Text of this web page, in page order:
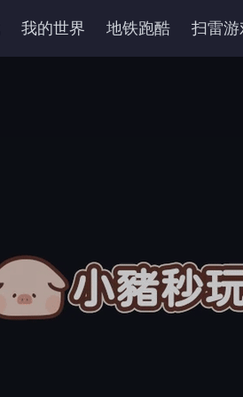
我的世界 地铁跑酷 扫雷游